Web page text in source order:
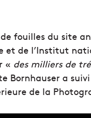
fouilles du site
et de l’Institut
« des milliers de
Bornhauser a
de la